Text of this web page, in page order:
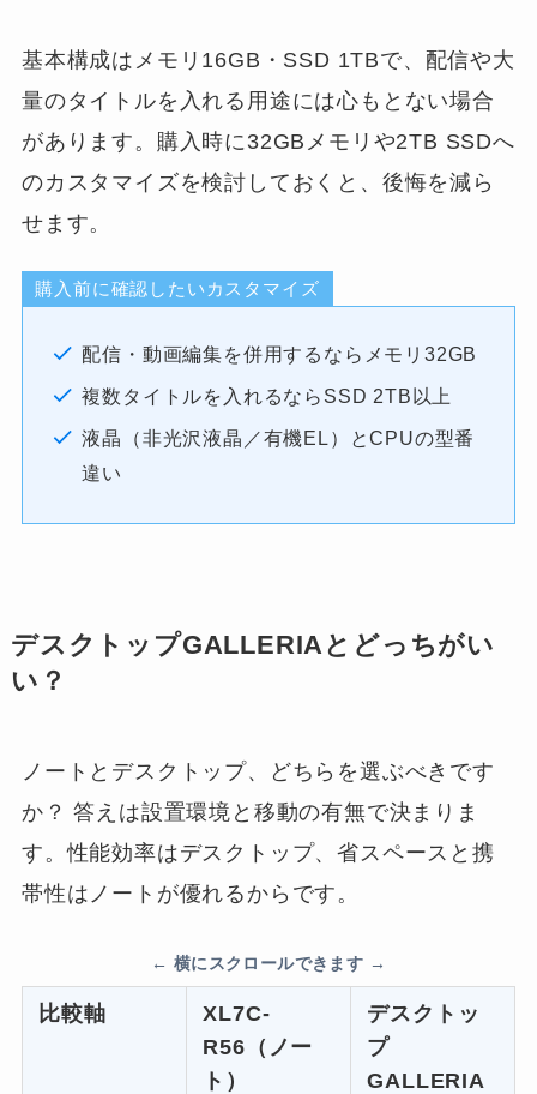
基本構成はメモリ16GB・SSD 1TBで、配信や大
量のタイトルを入れる用途には心もとない場合
があります。購入時に32GBメモリや2TB SSDへ
のカスタマイズを検討しておくと、後悔を減ら
せます。
購入前に確認したいカスタマイズ
配信・動画編集を併用するならメモリ32GB
複数タイトルを入れるならSSD 2TB以上
液晶（非光沢液晶／有機EL）とCPUの型番
違い
デスクトップGALLERIAとどっちがい
い？
ノートとデスクトップ、どちらを選ぶべきです
か？ 答えは設置環境と移動の有無で決まりま
す。性能効率はデスクトップ、省スペースと携
帯性はノートが優れるからです。
比較軸
XL7C-
R56（ノー
ト）
デスクトッ
プ
GALLERIA